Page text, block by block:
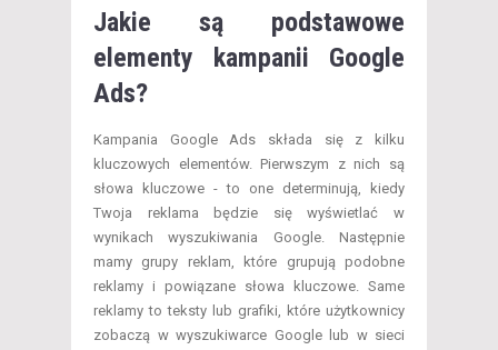
Jakie są podstawowe
elementy kampanii Google
Ads?
Kampania Google Ads składa się z kilku
kluczowych elementów. Pierwszym z nich są
słowa kluczowe - to one determinują, kiedy
Twoja reklama będzie się wyświetlać w
wynikach wyszukiwania Google. Następnie
mamy grupy reklam, które grupują podobne
reklamy i powiązane słowa kluczowe. Same
reklamy to teksty lub grafiki, które użytkownicy
zobaczą w wyszukiwarce Google lub w sieci